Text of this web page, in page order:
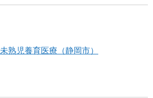
未熟児養育医療（静岡市）